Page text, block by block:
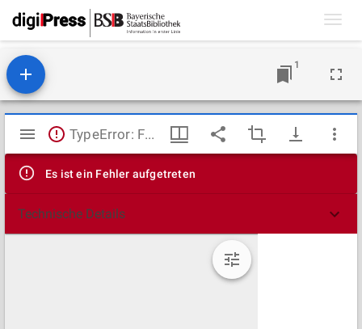
1
Mirador
Viewer
TypeError: Failed to fetch
Es ist ein Fehler aufgetreten
Technische Details